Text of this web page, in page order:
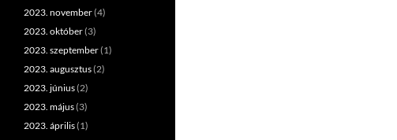
2023. november(4)
2023. október(3)
2023. szeptember(1)
2023. augusztus(2)
2023. június(2)
2023. május(3)
2023. április(1)